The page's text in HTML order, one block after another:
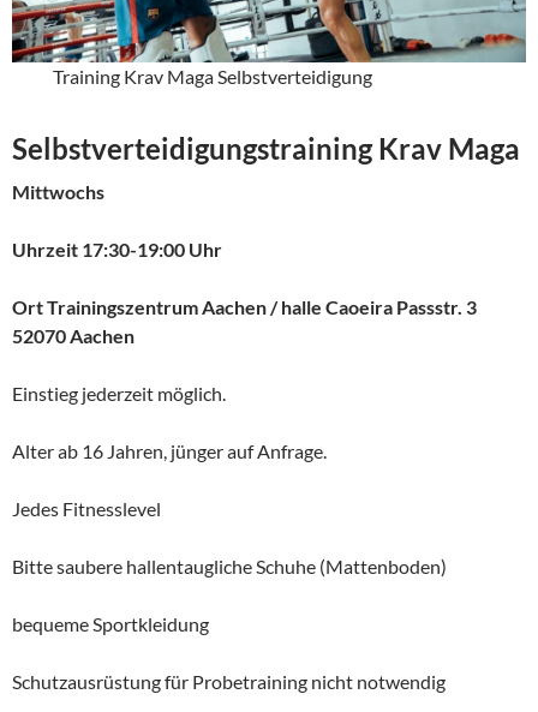
Training Krav Maga Selbstverteidigung
Selbstverteidigungstraining Krav Maga
Mittwochs
Uhrzeit 17:30-19:00 Uhr
Ort Trainingszentrum Aachen / halle Caoeira Passstr. 3
52070 Aachen
Einstieg jederzeit möglich.
Alter ab 16 Jahren, jünger auf Anfrage.
Jedes Fitnesslevel
Bitte saubere hallentaugliche Schuhe (Mattenboden)
bequeme Sportkleidung
Schutzausrüstung für Probetraining nicht notwendig